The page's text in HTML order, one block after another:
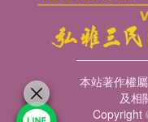
本站著作權
及相
Copyright